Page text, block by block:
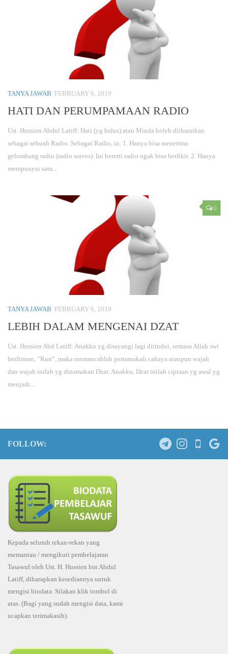
TANYA JAWAB FEBRUARY 6, 2019
HATI DAN PERUMPAMAAN RADIO
Ust. Hussien Abdul Latiff: Hati (yg halus) atau Minda boleh diibaratkan
sebagai sebuah Radio. Sebagai Radio, ia: 1. Hanya bisa menerima
gelombang radio (radio waves). Ini bererti radio ngak bisa berfikir. 2. Hanya
mempunyai satu...
0
TANYA JAWAB FEBRUARY 6, 2019
LEBIH DALAM MENGENAI DZAT
Ust. Hussien Abd Latiff: Anakku yg disayangi lagi dirindui, semasa Allah swt
berfirman, “Kun”, maka memancahlah pertamakali cahaya ataupun wajah
dan wajah inilah yg dinamakan Dzat. Anakku, Dzat inilah ciptaan yg awal yg
menjadi...
FOLLOW:
Kepada seluruh rekan-rekan yang
memantau / mengikuti pembelajaran
Tasawuf oleh Ust. H. Hussien bin Abdul
Latiff, diharapkan kesediannya untuk
mengisi biodata. Silakan klik tombol di
atas. (Bagi yang sudah mengisi data, kami
ucapkan terimakasih).